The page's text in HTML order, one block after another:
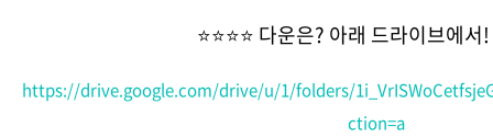
⭐⭐⭐⭐ 다운은? 아래 드라이브에서!
https://drive.google.com/drive/u/1/folders/
ction=a